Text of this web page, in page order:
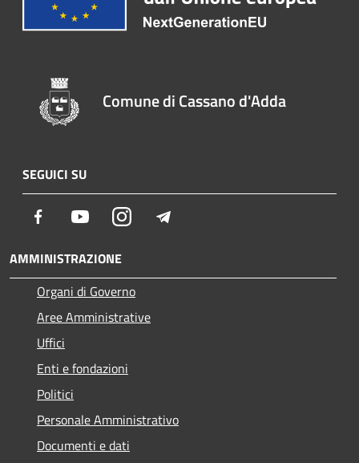
Comune di Cassano d'Adda
SEGUICI SU
Facebook YoutubeInstagram
AMMINISTRAZIONE
Organi di Governo
Aree Amministrative
Uffici
Enti e fondazioni
Politici
Personale Amministrativo
Documenti e dati